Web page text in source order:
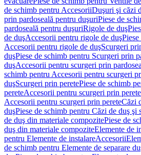
de schimb pentru AccesoriiDuşuri şi căzi
prin pardoseală pentru duşuriPiese de
pardoseală pentru duşuriRigole de duş
de duşAccesorii pentru rigole de duş
Accesorii pentru rigole de duşScurgeri
duşPiese de schimb pentru Scurgeri prin
duşAccesorii pentru scurgeri prin
schimb pentru Accesorii pentru scurgeri
duşScurgeri prin peretePiese de schimb
pereteAccesorii pentru scurgeri prin perete
Accesorii pentru scurgeri prin pereteCăzi
duşPiese de schimb pentru Căzi de duş şi
de duş din materiale compozitePiese de
duş din materiale compoziteElemente de
pentru Elemente de instalareAccesorii
de schimb pentru Elemente de separare